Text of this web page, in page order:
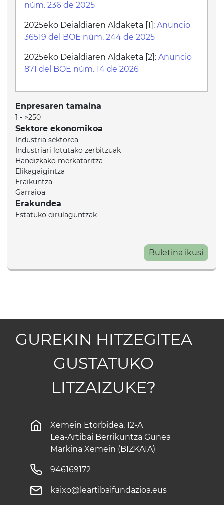
núm. 236 de 2025
2025eko Deialdiaren Aldaketa [1]: Anuncio
36519 del BOE núm. 244 de 2025
2025eko Deialdiaren Aldaketa [2]: Anuncio
871 del BOE núm. 14 de 2026
Enpresaren tamaina
1 - >250
Sektore ekonomikoa
Industria sektorea
Industriari lotutako zerbitzuak
Handizkako merkataritza
Elikagaigintza
Eraikuntza
Garraioa
Erakundea
Estatuko dirulaguntzak
Buletina ikusi
GUREKIN HITZEGITEA
GUSTATUKO
LITZAIZUKE?
Xemein Etorbidea, 12-A
Lea-Artibai Berrikuntza Gunea
Markina Xemein (BIZKAIA)
946169172
kaixo@leartibaifundazioa.eus